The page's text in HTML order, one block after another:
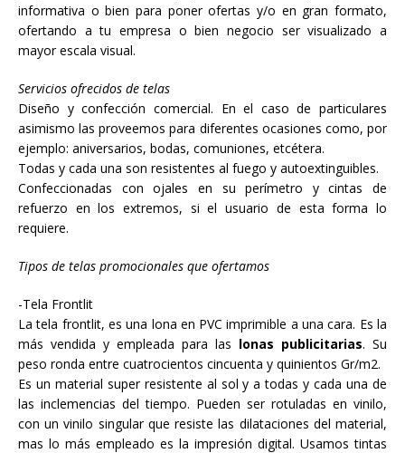
informativa o bien para poner ofertas y/o en gran formato,
ofertando a tu empresa o bien negocio ser visualizado a
mayor escala visual.
Servicios ofrecidos de telas
Diseño y confección comercial. En el caso de particulares
asimismo las proveemos para diferentes ocasiones como, por
ejemplo: aniversarios, bodas, comuniones, etcétera.
Todas y cada una son resistentes al fuego y autoextinguibles.
Confeccionadas con ojales en su perímetro y cintas de
refuerzo en los extremos, si el usuario de esta forma lo
requiere.
Tipos de telas promocionales que ofertamos
-Tela Frontlit
La tela frontlit, es una lona en PVC imprimible a una cara. Es la
más vendida y empleada para las lonas publicitarias. Su
peso ronda entre cuatrocientos cincuenta y quinientos Gr/m2.
Es un material super resistente al sol y a todas y cada una de
las inclemencias del tiempo. Pueden ser rotuladas en vinilo,
con un vinilo singular que resiste las dilataciones del material,
mas lo más empleado es la impresión digital. Usamos tintas